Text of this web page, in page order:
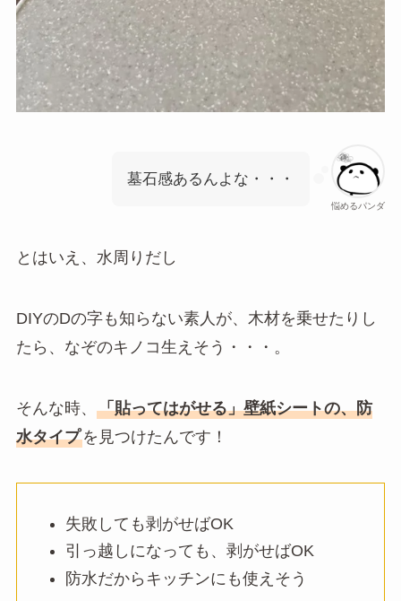
悩めるパンダ
墓石感あるんよな・・・
とはいえ、水周りだし
DIYのDの字も知らない素人が、木材を乗せたりし
たら、なぞのキノコ生えそう・・・。
そんな時、 「貼ってはがせる」壁紙シートの、防
水タイプを見つけたんです！
失敗しても剥がせばOK
引っ越しになっても、剥がせばOK
防水だからキッチンにも使えそう